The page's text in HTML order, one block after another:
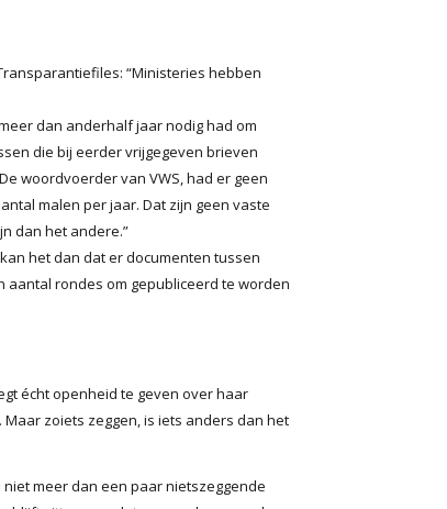
“Ministeries hebben
dan anderhalf jaar nodig had om
die bij eerder vrijgegeven brieven
woordvoerder van VWS, had er geen
malen per jaar. Dat zijn geen vaste
dan het andere.”
het dan dat er documenten tussen
rondes om gepubliceerd te worden
écht openheid te geven over haar
zoiets zeggen, is iets anders dan het
meer dan een paar nietszeggende